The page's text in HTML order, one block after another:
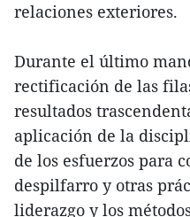
relaciones exteriores.
Durante el último
rectificación de las
resultados
aplicación de la
de los esfuerzos para
despilfarro y otras
liderazgo y los